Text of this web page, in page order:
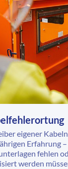
eigener
Erfahrung
fehlen
werden